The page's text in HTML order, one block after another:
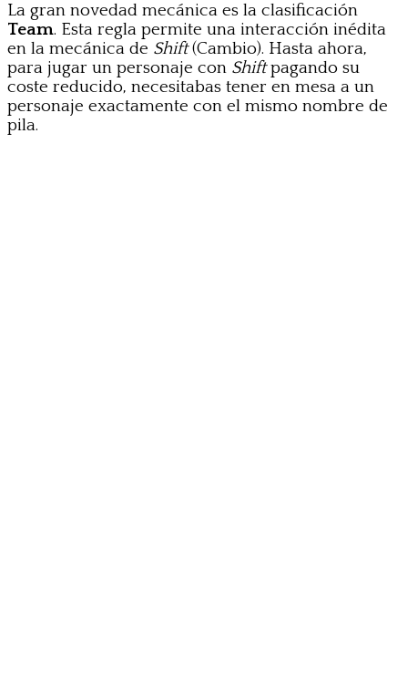
La gran novedad mecánica es la clasificación
Team. Esta regla permite una interacción inédita
en la mecánica de Shift(Cambio). Hasta ahora,
para jugar un personaje con Shiftpagando su
coste reducido, necesitabas tener en mesa a un
personaje exactamente con el mismo nombre de
pila.